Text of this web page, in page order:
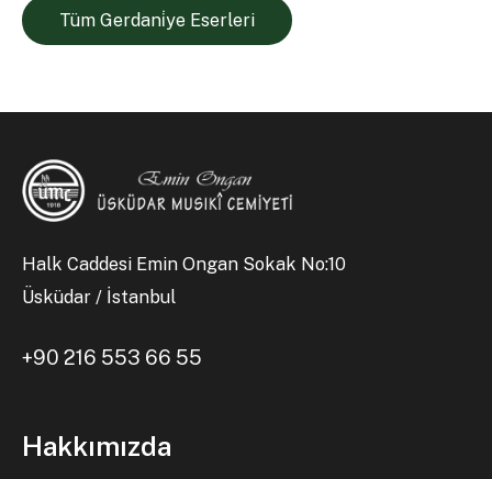
Tüm Gerdani̇ye Eserleri
Halk Caddesi Emin Ongan Sokak No:10
Üsküdar / İstanbul
+90 216 553 66 55
Hakkımızda